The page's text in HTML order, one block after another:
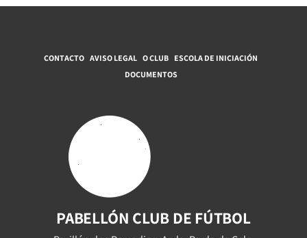
CONTACTO AVISO LEGAL O CLUB ESCOLA DE INICIACIÓN
DOCUMENTOS
PABELLÓN CLUB DE FÚTBOL